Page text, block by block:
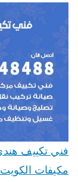
مكيفات الكويت